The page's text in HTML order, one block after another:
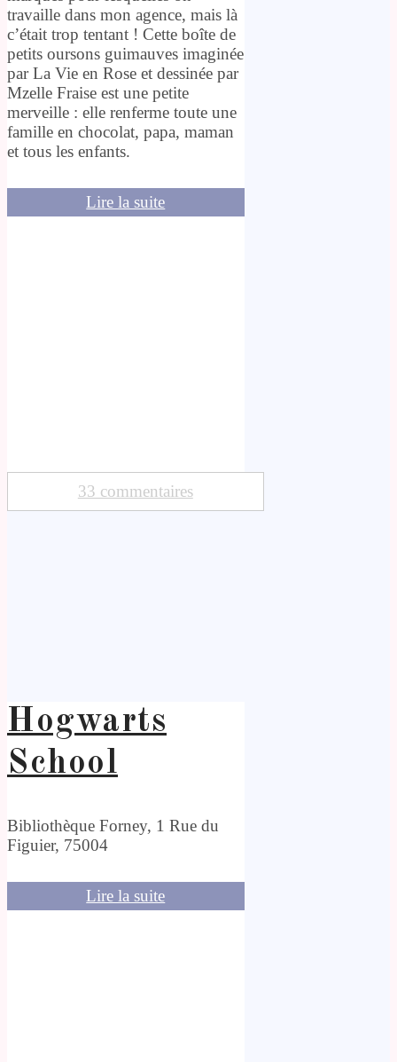
travaille dans mon agence, mais là
c’était trop tentant ! Cette boîte de
petits oursons guimauves imaginée
par La Vie en Rose et dessinée par
Mzelle Fraise est une petite
merveille : elle renferme toute une
famille en chocolat, papa, maman
et tous les enfants.
Lire la suite
33 commentaires
Hogwarts
School
Bibliothèque Forney, 1 Rue du
Figuier, 75004
Lire la suite